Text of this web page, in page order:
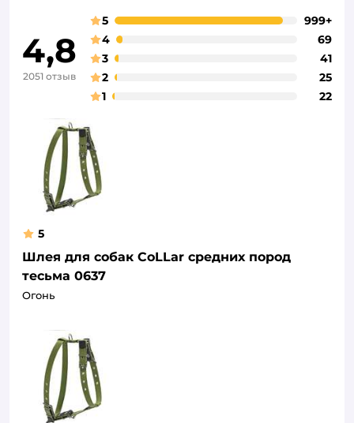
4,8
2051 отзыв
5
999+
4
69
3
41
2
25
1
22
5
Шлея для собак CoLLar средних пород
тесьма 0637
Огонь